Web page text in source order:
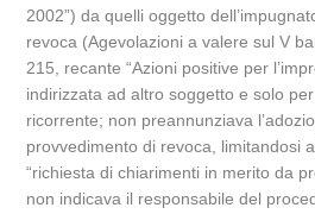
2002”) da quelli oggetto
revoca (Agevolazioni a valere sul V
215, recante “Azioni positive per
indirizzata ad altro soggetto e solo
ricorrente; non preannunziava
provvedimento di revoca, limitandosi
“richiesta di chiarimenti in merito da
non indicava il responsabile del